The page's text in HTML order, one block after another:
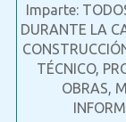
Imparte:
DURANTE LA
TÉCNICO,
OBRAS,